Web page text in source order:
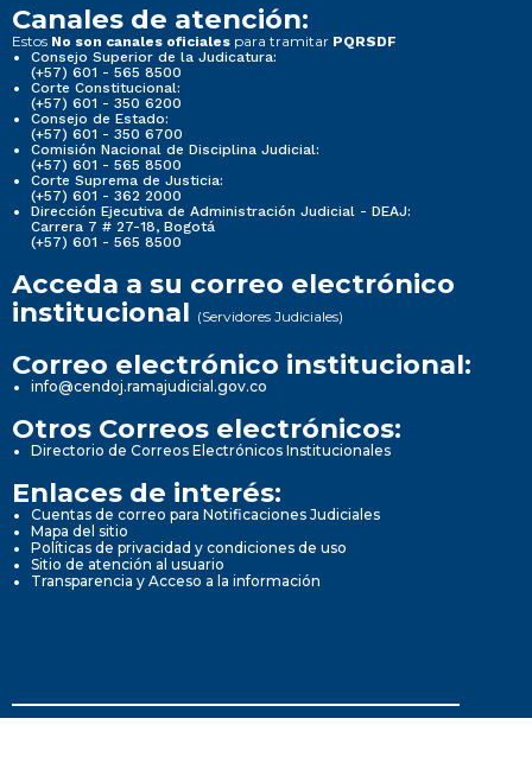
Canales de atención:
Estos No son canales oficiales para tramitar PQRSDF
Consejo Superior de la Judicatura:
(+57) 601 - 565 8500
Corte Constitucional:
(+57) 601 - 350 6200
Consejo de Estado:
(+57) 601 - 350 6700
Comisión Nacional de Disciplina Judicial:
(+57) 601 - 565 8500
Corte Suprema de Justicia:
(+57) 601 - 362 2000
Dirección Ejecutiva de Administración Judicial - DEAJ:
Carrera 7 # 27-18, Bogotá
(+57) 601 - 565 8500
Acceda a su correo electrónico
institucional (Servidores Judiciales)
Correo electrónico institucional:
info@cendoj.ramajudicial.gov.co
Otros Correos electrónicos:
Directorio de Correos Electrónicos Institucionales
Enlaces de interés:
Cuentas de correo para Notificaciones Judiciales
Mapa del sitio
Políticas de privacidad y condiciones de uso
Sitio de atención al usuario
Transparencia y Acceso a la información